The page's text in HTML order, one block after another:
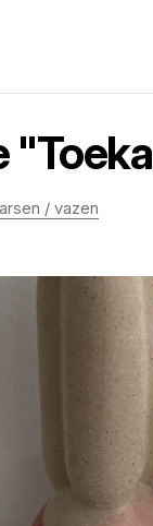
/ vazen